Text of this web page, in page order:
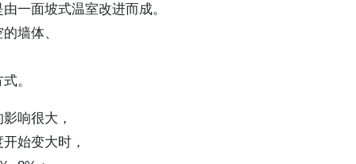
一面坡式温室改进而成。
墙体、
。
响很大，
始变大时，